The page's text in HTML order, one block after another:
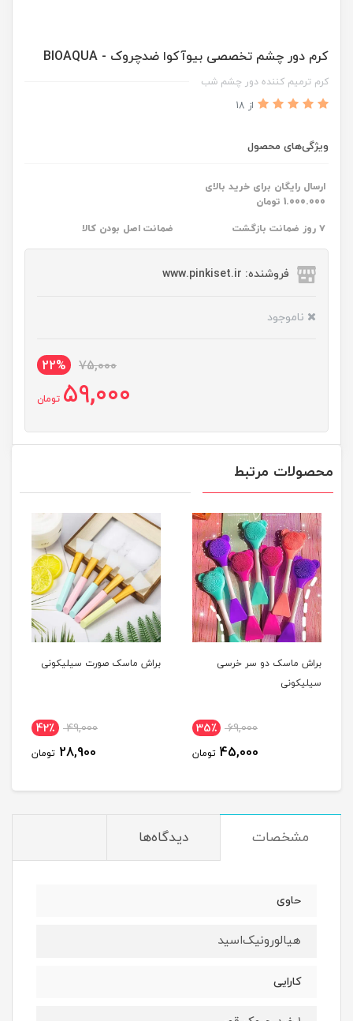
کرم دور چشم تخصصی بیوآکوا ضدچروک - BIOAQUA
کرم ترمیم کننده دور چشم شب
از 18
ویژگی‌های محصول
ارسال رایگان برای خرید بالای
1.000.000 تومان
۷ روز ضمانت بازگشت ضمانت اصل بودن کالا
فروشنده: www.pinkiset.ir
ناموجود
75,000
22%
59,000 تومان
محصولات مرتبط
براش ماسک دو سر خرسی
سیلیکونی
69,000 35٪
45,000 تومان
براش ماسک صورت سیلیکونی
49,000 42٪
28,900 تومان
مشخصات دیدگاه‌ها
حاوی
هیالورونیک‌اسید
کارایی